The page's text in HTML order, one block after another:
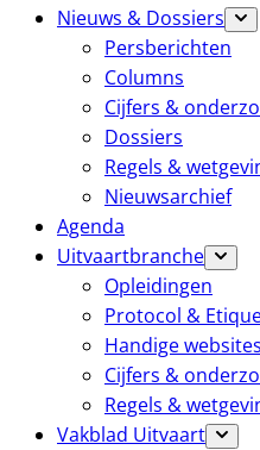
Nieuws & Dossiers
Persberichten
Columns
Cijfers &
Dossiers
Regels &
Nieuwsarchief
Agenda
Uitvaartbranche
Opleidingen
Protocol &
Handige websites
Cijfers &
Regels &
Vakblad Uitvaart